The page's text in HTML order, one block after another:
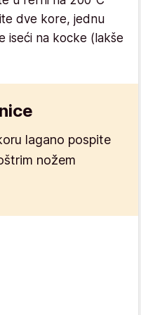
dve kore, jednu
iseći na kocke (lakše
lagano pospite
nožem